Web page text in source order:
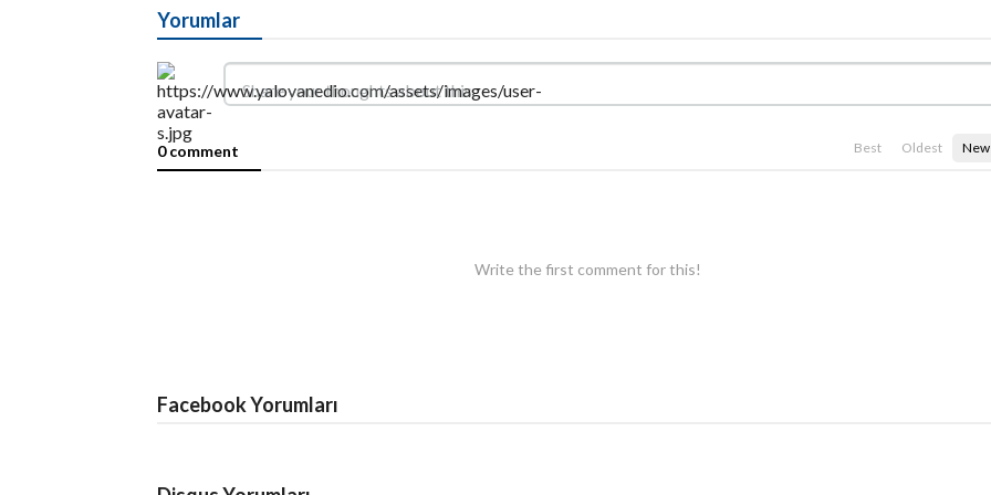
Yorumlar
0 comment Best Oldest
Write the first comment for this!
Facebook Yorumları